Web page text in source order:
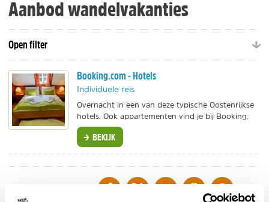
Aanbod wandelvakanties
Open filter
Booking.com - Hotels
Individuele reis
Overnacht in een van deze typische Oostenrijkse
hotels. Ook appartementen vind je bij Booking.
BEKIJK
DELEN OP FACEBOOK
DELEN OP XDELEN VIA DE MAIL
DELEN OP PINTEREST
DELEN OP